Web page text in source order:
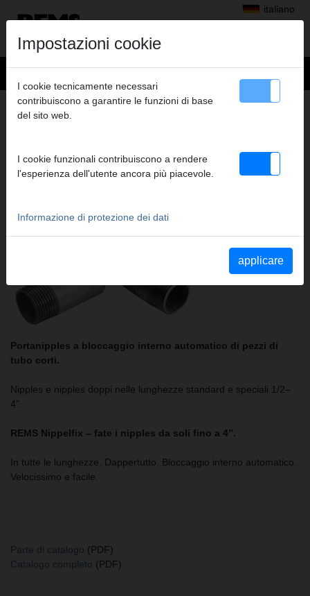
italiano
Prodotti>Filettare, scanalare> REMS Nippelfix
ACCESSORI PER FILETTATRICI CON
FILIERA APRIBILE
Portanipples a bloccaggio interno automatico di pezzi di
tubo corti.
Nipples e nipples doppi nelle lunghezze standard e speciali 1/2–
4”.
REMS Nippelfix – fate i nipples da soli fino a 4”.
In tutte le lunghezze. Dappertutto. Bloccaggio interno automatico.
Velocissimo e facile.
Parte di catalogo (PDF)
Catalogo completo (PDF)
Impostazioni cookie
I cookie tecnicamente necessari
contribuiscono a garantire le funzioni di base
del sito web.
I cookie funzionali contribuiscono a rendere
l'esperienza dell'utente ancora più piacevole.
Informazione di protezione dei dati
applicare